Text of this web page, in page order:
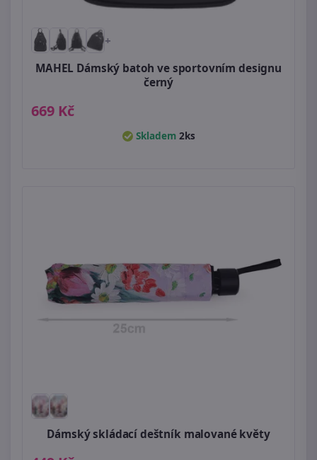
+
MAHEL Dámský batoh ve sportovním designu
černý
669 Kč
Skladem 2ks
Dámský skládací deštník malované květy